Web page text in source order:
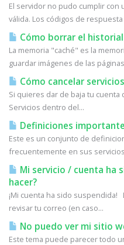
El servidor no pudo cumplir
válida. Los códigos de respuesta
Cómo borrar el
La memoria "caché" es la
guardar imágenes de las
Cómo cancelar servicios
Si quieres dar de baja tu
Servicios dentro del...
Definiciones
Este es un conjunto de
frecuentemente en sus
Mi servicio / cuenta ha
hacer?
¡Mi cuenta ha sido
revisar tu correo (en caso...
No puedo ver mi sitio
Este tema puede parecer todo